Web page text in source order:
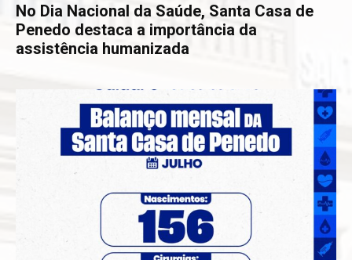
No Dia Nacional da Saúde, Santa Casa de
Penedo destaca a importância da
assistência humanizada